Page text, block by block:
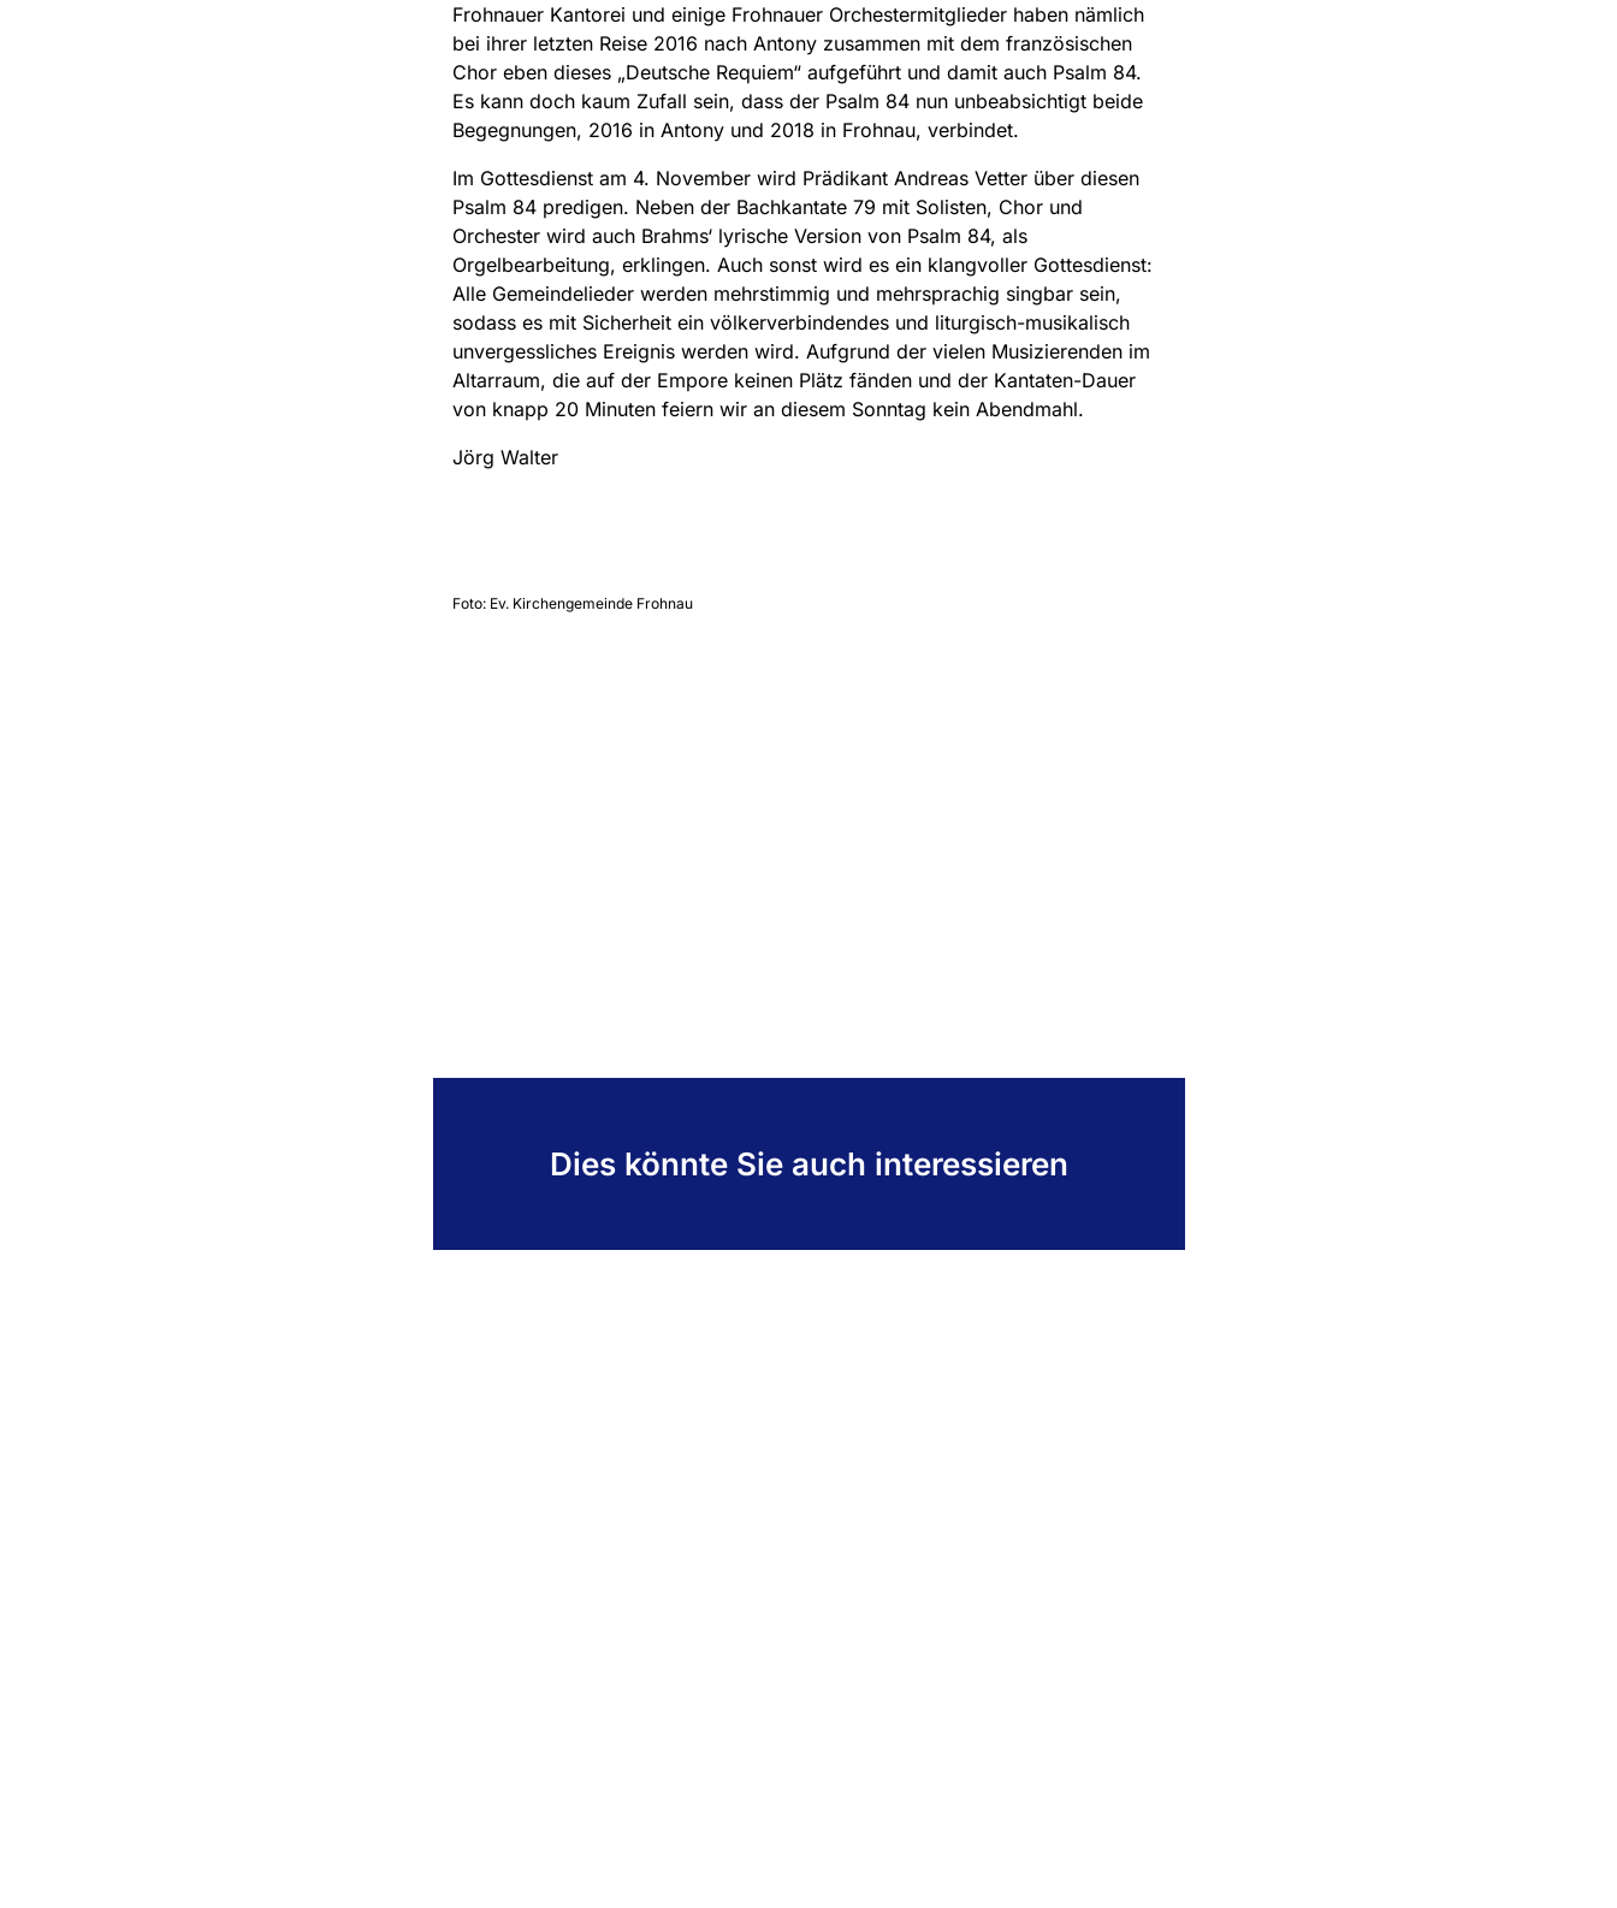
Frohnauer Kantorei und einige Frohnauer Orchestermitglieder haben nämlich
bei ihrer letzten Reise 2016 nach Antony zusammen mit dem französischen
Chor eben dieses „Deutsche Requiem“ aufgeführt und damit auch Psalm 84.
Es kann doch kaum Zufall sein, dass der Psalm 84 nun unbeabsichtigt beide
Begegnungen, 2016 in Antony und 2018 in Frohnau, verbindet.
Im Gottesdienst am 4. November wird Prädikant Andreas Vetter über diesen
Psalm 84 predigen. Neben der Bachkantate 79 mit Solisten, Chor und
Orchester wird auch Brahms‘ lyrische Version von Psalm 84, als
Orgelbearbeitung, erklingen. Auch sonst wird es ein klangvoller Gottesdienst:
Alle Gemeindelieder werden mehrstimmig und mehrsprachig singbar sein,
sodass es mit Sicherheit ein völkerverbindendes und liturgisch-musikalisch
unvergessliches Ereignis werden wird. Aufgrund der vielen Musizierenden im
Altarraum, die auf der Empore keinen Plätz fänden und der Kantaten-Dauer
von knapp 20 Minuten feiern wir an diesem Sonntag kein Abendmahl.
Jörg Walter
Foto: Ev. Kirchengemeinde Frohnau
Dies könnte Sie auch interessieren